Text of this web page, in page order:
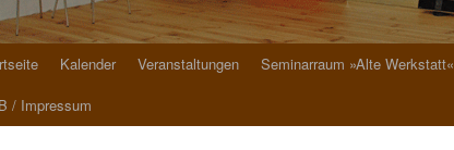
Kalender Veranstaltungen Seminarraum »Alte Werkstatt«
/ Impressum